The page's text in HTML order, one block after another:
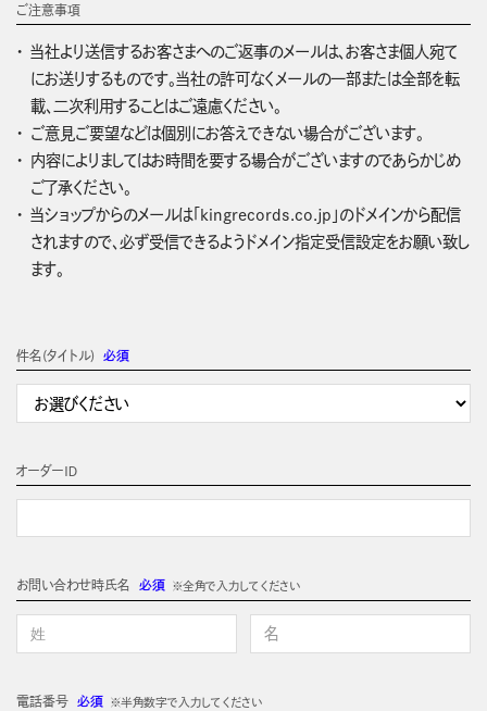
ご注意事項
当社より送信するお客さまへのご返事のメールは、お客さま個人宛て
にお送りするものです。当社の許可なくメールの一部または全部を転
載、二次利用することはご遠慮ください。
ご意見ご要望などは個別にお答えできない場合がございます。
内容によりましてはお時間を要する場合がございますのであらかじめ
ご了承ください。
当ショップからのメールは「kingrecords.co.jp」のドメインから配信
されますので、必ず受信できるようドメイン指定受信設定をお願い致し
ます。
件名(タイトル) 必須
オーダーＩＤ
お問い合わせ時氏名 必須 ※全角で入力してください
電話番号必須 ※半角数字で入力してください